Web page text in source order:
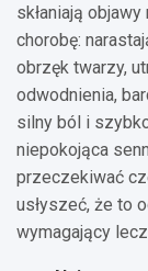
skłaniają
chorobę:
obrzęk twarzy,
odwodnienia,
silny ból i
niepokojąca
przeczekiwać
usłyszeć, że to
wymagający